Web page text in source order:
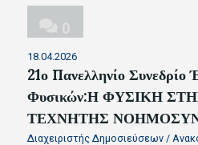
0
18.04.2026
21ο Πανελληνίο
Φυσικών:Η ΦΥΣΙΚΗ
ΤΕΧΝΗΤΗΣ
Διαχειριστής Δημοσιεύσεων /